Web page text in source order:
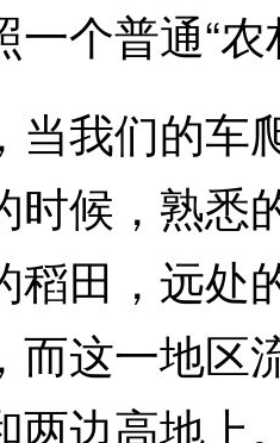
一个普通“
我们的车
时候，熟悉
稻田，远处
而这一地区
两边高地上